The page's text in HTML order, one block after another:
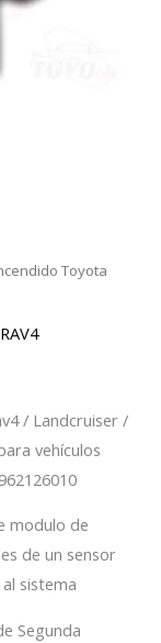
Toyota
/ Landcruiser /
vehículos
modulo de
de un sensor
sistema
Segunda